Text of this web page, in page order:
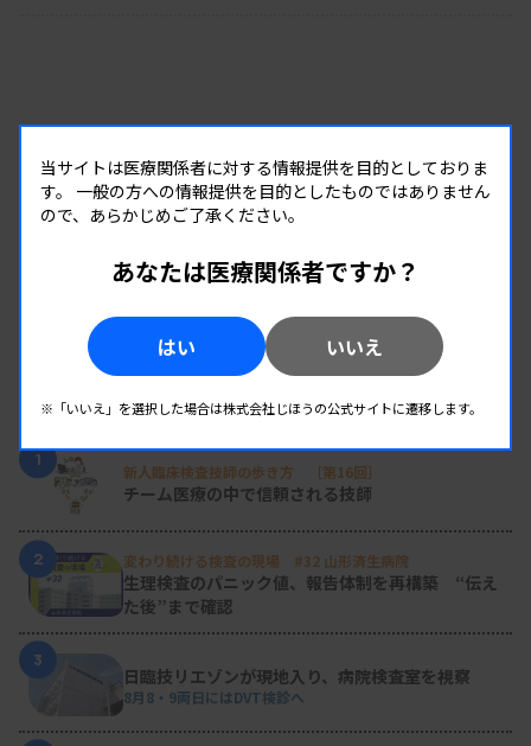
RANKING
1
新人臨床検査技師の歩き方 ［第16回］
チーム医療の中で信頼される技師
2 変わり続ける検査の現場 #32 山形済生病院
生理検査のパニック値、報告体制を再構築 “伝え
た後”まで確認
3
日臨技リエゾンが現地入り、病院検査室を視察
8月8・9両日にはDVT検診へ
当サイトは医療関係者に対する情報提供を目的としておりま
す。 一般の方への情報提供を目的としたものではありません
ので、あらかじめご了承ください。
あなたは医療関係者ですか？
はい いいえ
※「いいえ」を選択した場合は株式会社じほうの公式サイトに遷移します。